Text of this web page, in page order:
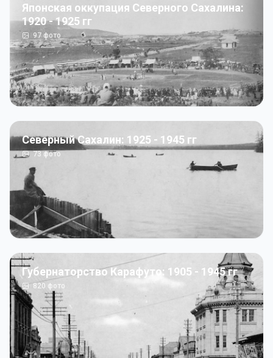
Японская оккупация Северного Сахалина:
1920 - 1925 гг
97 фото
Северный Сахалин: 1925 - 1945 гг
73фото
Губернаторство Карафуто: 1905 - 1945 гг
820 фото